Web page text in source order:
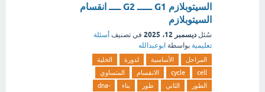
السيتوبلازم G1 ـــــ G2 ــــ انقسام
السيتوبلازم
سُئل ديسمبر 12، 2025 في تصنيف أسئلة
تعليمية بواسطة ابوعبدالله
المراحل الأساسية لدورة
الخلية
cell
cycle الانقسام
المتساوي
الطور
الثاني طور بناء
-dna